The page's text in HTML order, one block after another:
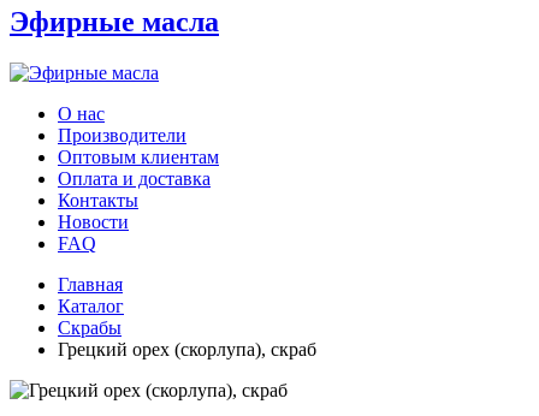
Эфирные масла
О нас
Производители
Оптовым клиентам
Оплата и доставка
Контакты
Новости
FAQ
Главная
Каталог
Скрабы
Грецкий орех (скорлупа), скраб